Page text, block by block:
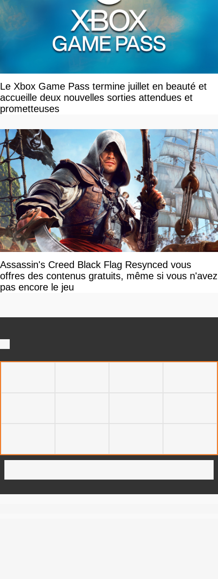
Le Xbox Game Pass termine juillet en beauté et
accueille deux nouvelles sorties attendues et
prometteuses
Assassin's Creed Black Flag Resynced vous
offres des contenus gratuits, même si vous n'avez
pas encore le jeu